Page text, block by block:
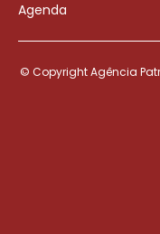
Agenda
© Copyright Agência